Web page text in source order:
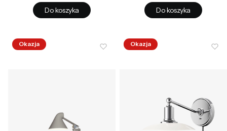
Do koszyka Do koszyka
Okazja Okazja